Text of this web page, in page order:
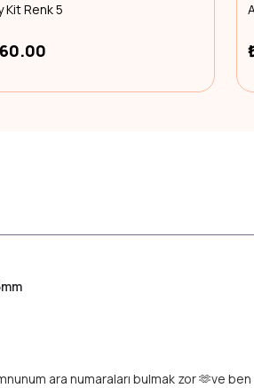
Kit Renk 5
ara numaraları bulmak zor